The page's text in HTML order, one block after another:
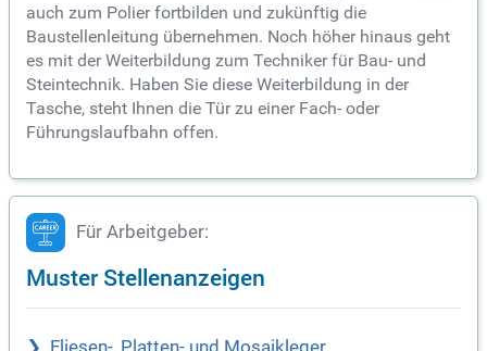
auch zum Polier fortbilden und zukünftig die
Baustellenleitung übernehmen. Noch höher hinaus geht
es mit der Weiterbildung zum Techniker für Bau- und
Steintechnik. Haben Sie diese Weiterbildung in der
Tasche, steht Ihnen die Tür zu einer Fach- oder
Führungslaufbahn offen.
Für Arbeitgeber:
Muster Stellenanzeigen